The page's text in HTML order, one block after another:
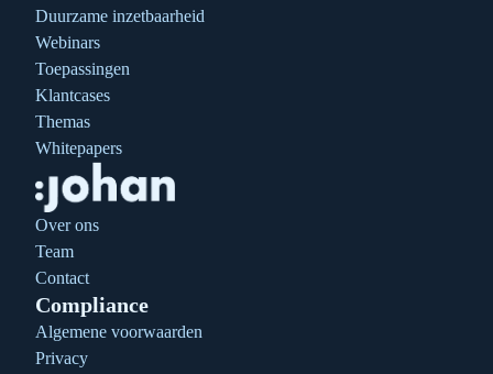
Duurzame inzetbaarheid
Webinars
Toepassingen
Klantcases
Themas
Whitepapers
Over ons
Team
Contact
Compliance
Algemene voorwaarden
Privacy